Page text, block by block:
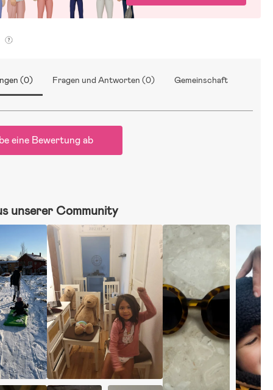
(0) Fragen und Antworten (0) Gemeinschaft
eine Bewertung ab
unserer Community